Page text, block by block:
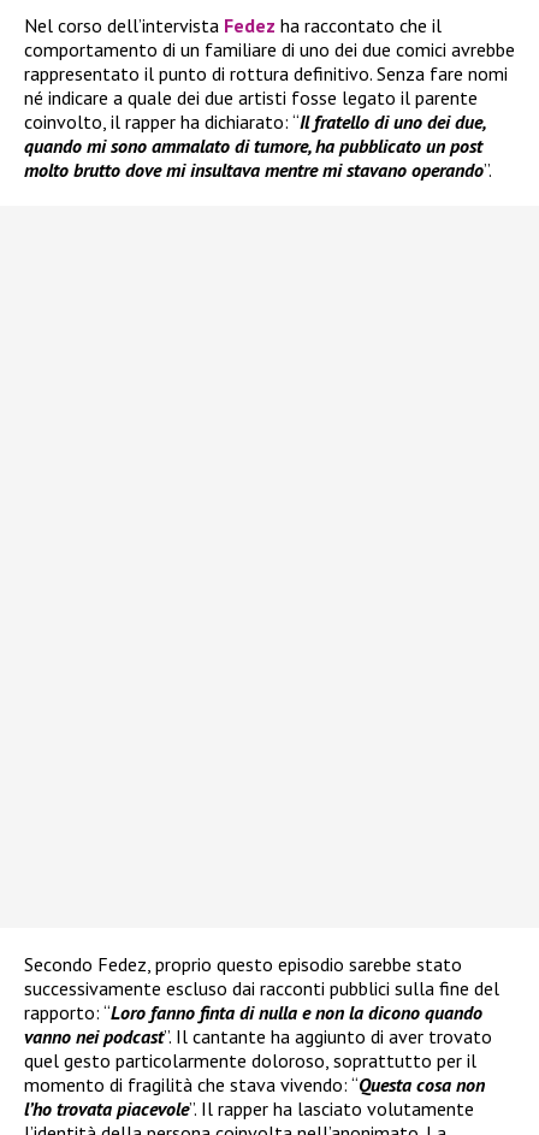
Nel corso dell’intervista Fedez ha raccontato che il
comportamento di un familiare di uno dei due comici avrebbe
rappresentato il punto di rottura definitivo. Senza fare nomi
né indicare a quale dei due artisti fosse legato il parente
coinvolto, il rapper ha dichiarato: “Il fratello di uno dei due,
quando mi sono ammalato di tumore, ha pubblicato un post
molto brutto dove mi insultava mentre mi stavano operando”.
Secondo Fedez, proprio questo episodio sarebbe stato
successivamente escluso dai racconti pubblici sulla fine del
rapporto: “Loro fanno finta di nulla e non la dicono quando
vanno nei podcast”. Il cantante ha aggiunto di aver trovato
quel gesto particolarmente doloroso, soprattutto per il
momento di fragilità che stava vivendo: “Questa cosa non
l’ho trovata piacevole”. Il rapper ha lasciato volutamente